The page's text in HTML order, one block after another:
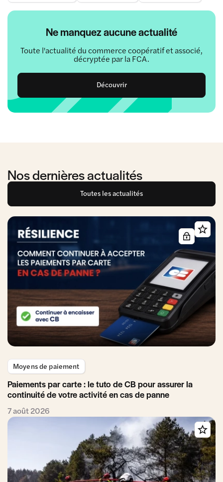
Ne manquez aucune actualité
Toute l'actualité du commerce coopératif et associé,
décryptée par la FCA.
Découvrir
Nos dernières actualités
Toutes les actualités
Moyens de paiement
Paiements par carte : le tuto de CB pour assurer la
continuité de votre activité en cas de panne
7 août 2026